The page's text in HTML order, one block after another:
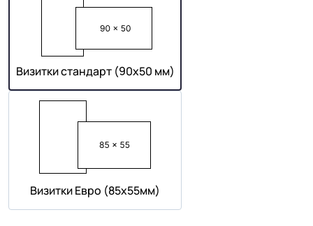
Визитки стандарт (90х50 мм)
Визитки Евро (85х55мм)